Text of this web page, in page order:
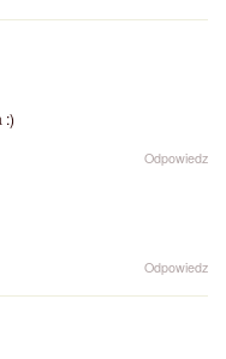
:)
Odpowiedz
Odpowiedz